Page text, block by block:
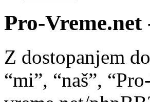
Pro-
Z dostopanjem
“mi”, “naš”,